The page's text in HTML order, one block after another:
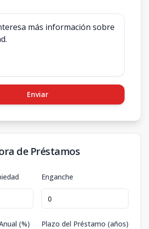
Enviar
de Préstamos
Enganche
(%) Plazo del Préstamo (años)